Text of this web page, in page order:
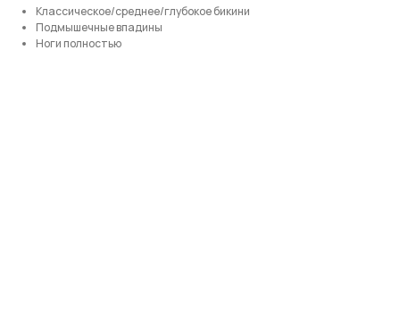
Классическое/среднее/глубокое бикини
Подмышечные впадины
Ноги полностью